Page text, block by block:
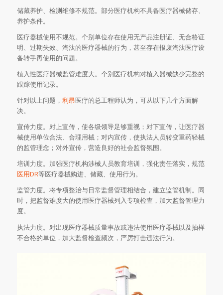
储藏养护、检测维修不规范。部分医疗机构不具备医疗器械储存、
养护条件。
医疗器械使用不规范。个别单位存在使用无产品注册证、无合格证
明、过期失效、淘汰的医疗器械的行为，甚至存在报废淘汰医疗设
备转手再使用的问题。
植入性医疗器械监管难度大。个别医疗机构对植入器械缺少完整的
跟踪使用记录。
针对以上问题， 利昂医疗的总工程师认为，可从以下几个方面解
决。
宣传力度。对上宣传，使各级领导足够重视；对下宣传，让医疗器
械使用单位合法、合理用械；对内宣传，使执法人员转变重药轻械
的监管理念；对外宣传，营造良好的社会监督氛围。
培训力度。加强医疗机构涉械人员教育培训，强化责任落实，规范
医用DR等医疗器械购进、储藏、使用行为。
监管力度。将专项整治与日常监督管理相结合，建立监管机制。同
时，把监督难度大的使用医疗器械列入专项检查，加大监督管理力
度。
执法力度。对出现医疗器械质量事故或违法使用医疗器械以及抽样
不合格的单位，加大监督检查频次，严厉打击违法行为。